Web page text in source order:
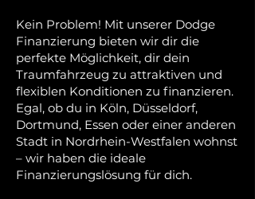
Kein Problem! Mit unserer Dodge
Finanzierung bieten wir dir die
perfekte Möglichkeit, dir dein
Traumfahrzeug zu attraktiven und
flexiblen Konditionen zu finanzieren.
Egal, ob du in Köln, Düsseldorf,
Dortmund, Essen oder einer anderen
Stadt in Nordrhein-Westfalen wohnst
– wir haben die ideale
Finanzierungslösung für dich.